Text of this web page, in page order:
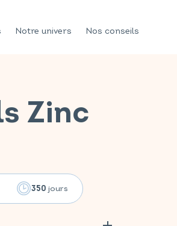
Notre univers Nos conseils
Zinc
350 jours